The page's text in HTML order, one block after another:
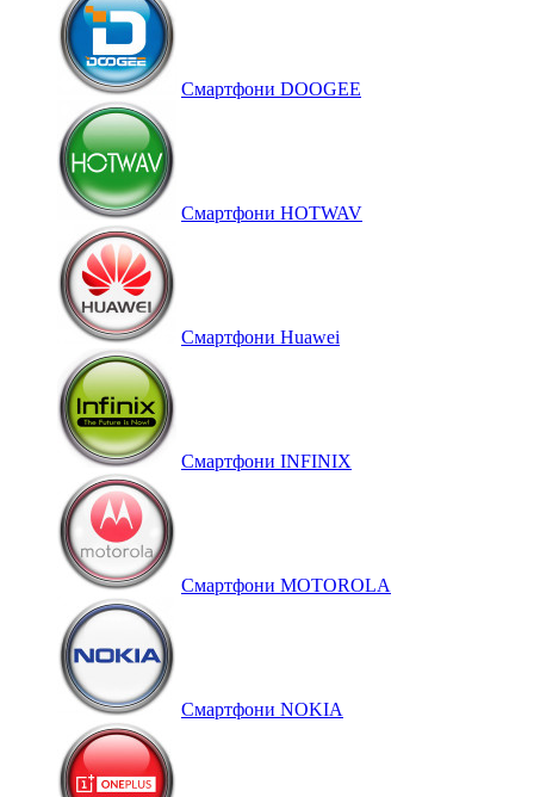
Смартфони DOOGEE
Смартфони HOTWAV
Смартфони Huawei
Смартфони INFINIX
Смартфони MOTOROLA
Смартфони NOKIA